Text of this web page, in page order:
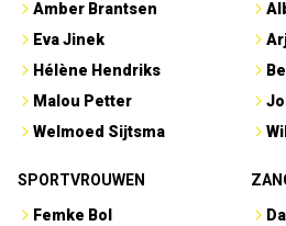
Amber Brantsen
Eva Jinek
Hélène Hendriks
Malou Petter
Welmoed Sijtsma
SPORTVROUWEN
Femke Bol